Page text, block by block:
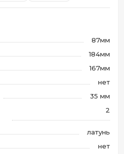
87мм
184мм
167мм
нет
35 мм
2
латунь
нет